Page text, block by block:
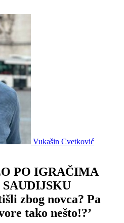
Vukašin Cvetković
PO IGRAČIMA
zbog novca? Pa
tako nešto!?’